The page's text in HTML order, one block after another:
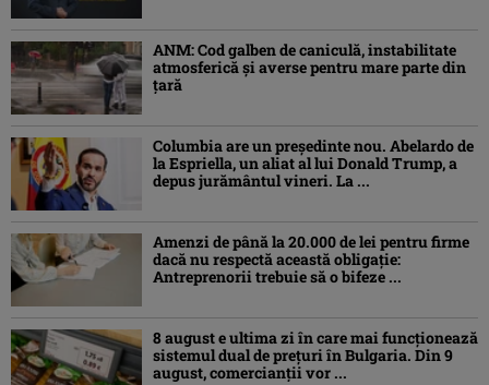
ANM: Cod galben de caniculă, instabilitate
atmosferică și averse pentru mare parte din
țară
Columbia are un președinte nou. Abelardo de
la Espriella, un aliat al lui Donald Trump, a
depus jurământul vineri. La ...
Amenzi de până la 20.000 de lei pentru firme
dacă nu respectă această obligație:
Antreprenorii trebuie să o bifeze ...
8 august e ultima zi în care mai funcționează
sistemul dual de prețuri în Bulgaria. Din 9
august, comercianții vor ...